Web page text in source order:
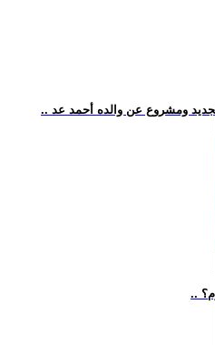
ومشروع عن والده أحمد عد